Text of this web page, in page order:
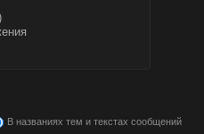
В названиях тем и текстах сообщений